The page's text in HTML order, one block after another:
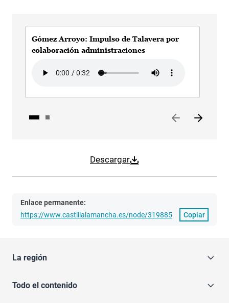
Descargar
Gómez Arroyo: Impulso de Talavera por
colaboración administraciones
Enlace permanente:
https://www.castillalamancha.es/node/319885
Copiar
La región
Todo el contenido